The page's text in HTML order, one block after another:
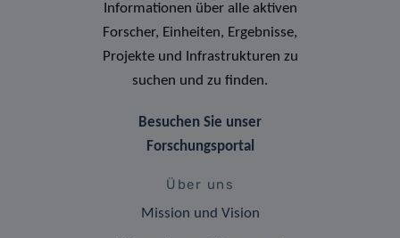
Informationen über alle aktiven
Forscher, Einheiten, Ergebnisse,
Projekte und Infrastrukturen zu
suchen und zu finden.
Besuchen Sie unser
Forschungsportal
Über uns
Mission und Vision